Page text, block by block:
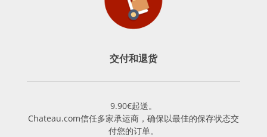
交付和退货
9.90€起送。
Chateau.com信任多家承运商，确保以最佳的保存状态交
付您的订单。